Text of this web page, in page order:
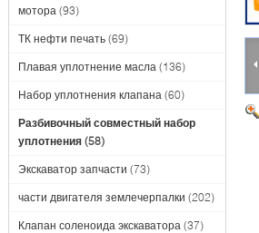
мотора (93)
ТК нефти печать (69)
Плавая уплотнение масла (136)
Набор уплотнения клапана (60)
Разбивочный совместный набор
уплотнения (58)
Экскаватор запчасти (73)
части двигателя землечерпалки (202)
Клапан соленоида экскаватора (37)